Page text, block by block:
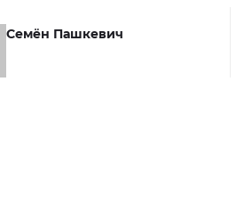
Семён Пашкевич